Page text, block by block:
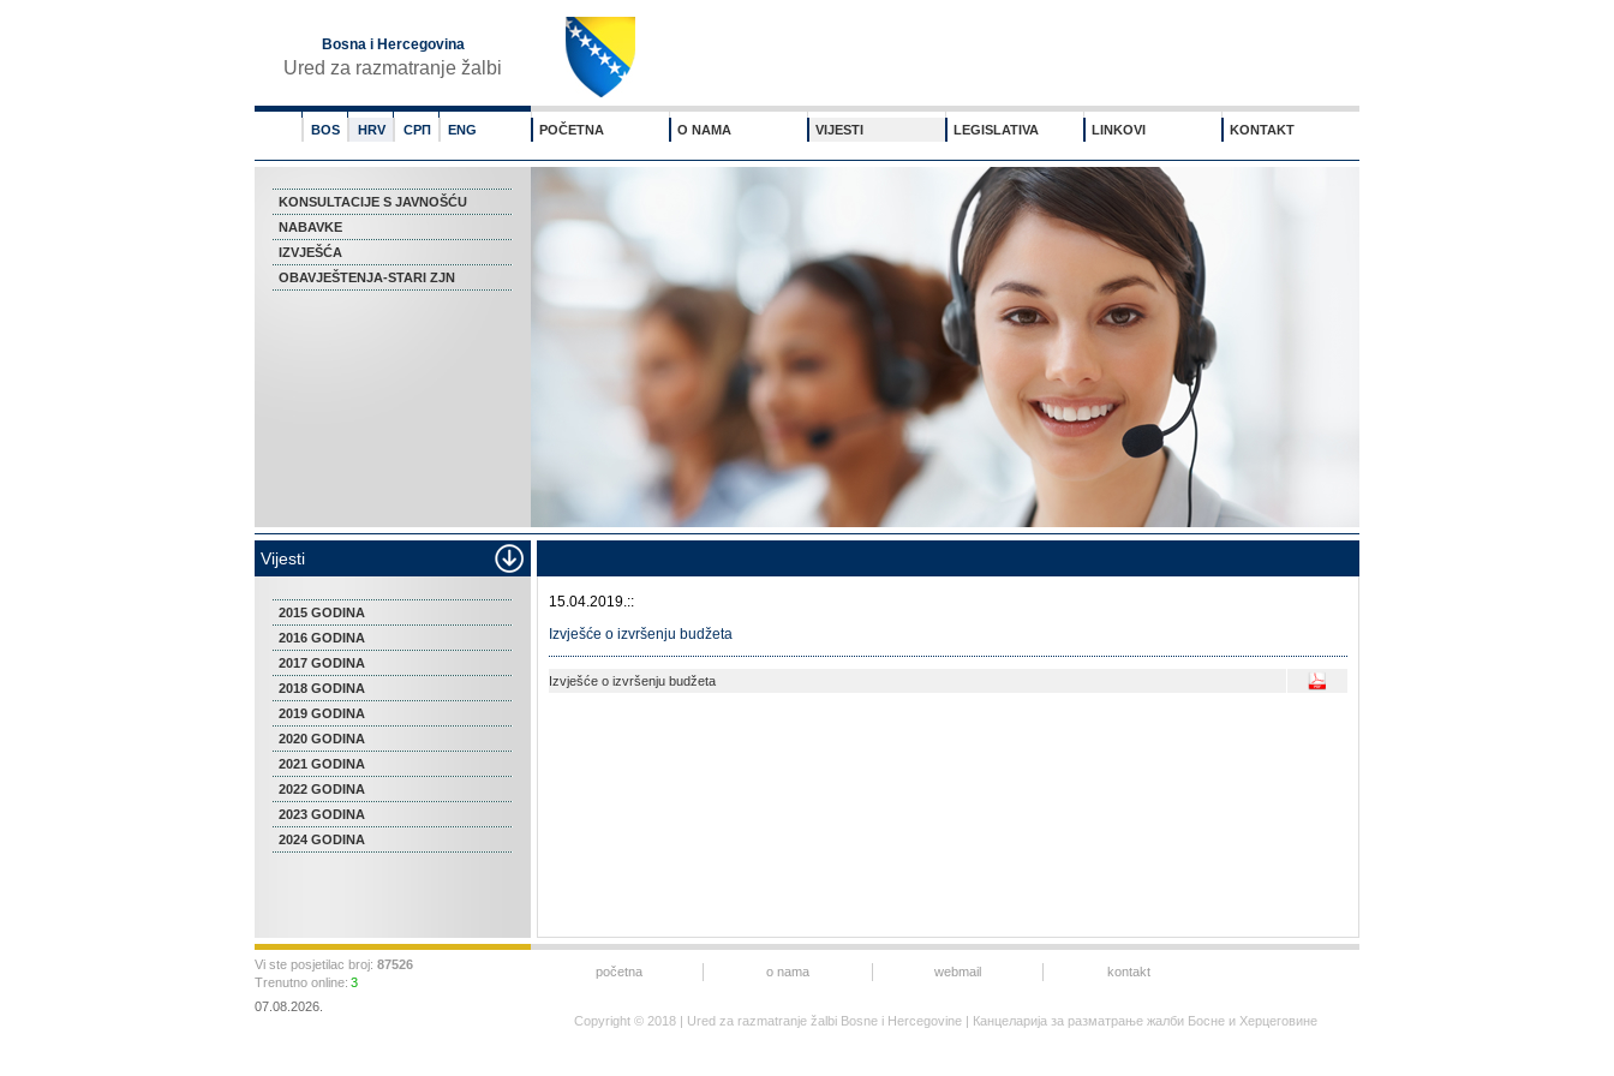
Bosna i Hercegovina
Ured za razmatranje žalbi
BOS HRV СРП ENG POČETNA O NAMA VIJESTI LEGISLATIVA LINKOVI KONTAKT
KONSULTACIJE S JAVNOŠĆU
NABAVKE
IZVJEŠĆA
OBAVJEŠTENJA-STARI ZJN
Vijesti
2015 GODINA
2016 GODINA
2017 GODINA
2018 GODINA
2019 GODINA
2020 GODINA
2021 GODINA
2022 GODINA
2023 GODINA
2024 GODINA
15.04.2019.::
Izvješće o izvršenju budžeta
Izvješće o izvršenju budžeta
Vi ste posjetilac broj: 87526
Trenutno online: 3
07.08.2026.
početna o nama webmail kontakt
Copyright © 2018 | Ured za razmatranje žalbi Bosne i Hercegovine | Канцеларија за разматрање жалби Босне и Херцеговине